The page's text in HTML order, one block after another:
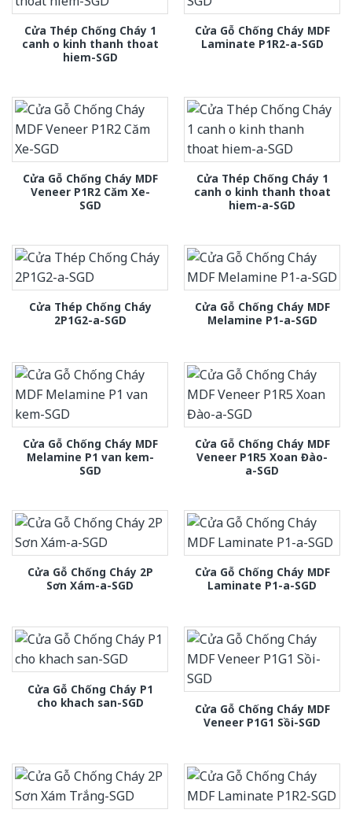
Cửa Thép Chống Cháy 1
canh o kinh thanh thoat
hiem-SGD
Cửa Gỗ Chống Cháy MDF
Laminate P1R2-a-SGD
Cửa Gỗ Chống Cháy MDF
Veneer P1R2 Căm Xe-
SGD
Cửa Thép Chống Cháy 1
canh o kinh thanh thoat
hiem-a-SGD
Cửa Thép Chống Cháy
2P1G2-a-SGD
Cửa Gỗ Chống Cháy MDF
Melamine P1-a-SGD
Cửa Gỗ Chống Cháy MDF
Melamine P1 van kem-
SGD
Cửa Gỗ Chống Cháy MDF
Veneer P1R5 Xoan Đào-
a-SGD
Cửa Gỗ Chống Cháy 2P
Sơn Xám-a-SGD
Cửa Gỗ Chống Cháy MDF
Laminate P1-a-SGD
Cửa Gỗ Chống Cháy P1
cho khach san-SGD
Cửa Gỗ Chống Cháy MDF
Veneer P1G1 Sồi-SGD